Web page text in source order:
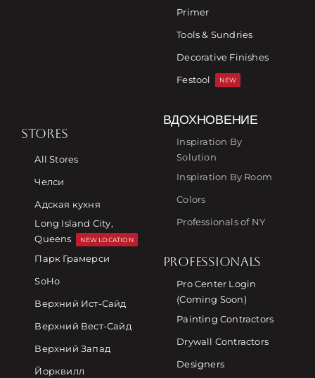
Primer
Tools & Sundries
Decorative Finishes
Festool
NEW
STORES
All Stores
Челси
Адская кухня
Long Island City,
Queens
NEW LOCATION
Парк Грамерси
SoHo
Верхний Ист-Сайд
Верхний Вест-Сайд
Верхний Запад
Йорквилл
ВДОХНОВЕНИЕ
Inspiration By
Solution
Inspiration By Room
Colors
Professionals of NY
PROFESSIONALS
Pro Center Login
(Coming Soon)
Painting Contractors
Drywall Contractors
Designers